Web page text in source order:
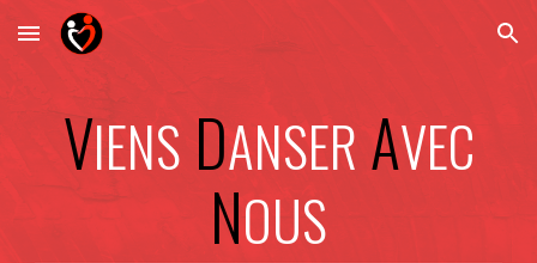
Skip to main content Skip to navigation
VIENS DANSER AVEC
NOUS